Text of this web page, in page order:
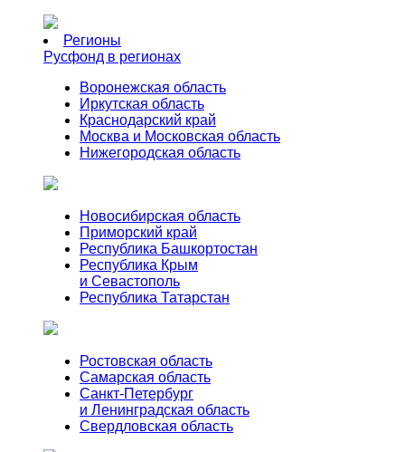
Регионы
Русфонд в регионах
Воронежская область
Иркутская область
Краснодарский край
Москва и Московская область
Нижегородская область
Новосибирская область
Приморский край
Республика Башкортостан
Республика Крым
и Севастополь
Республика Татарстан
Ростовская область
Самарская область
Санкт-Петербург
и Ленинградская область
Свердловская область